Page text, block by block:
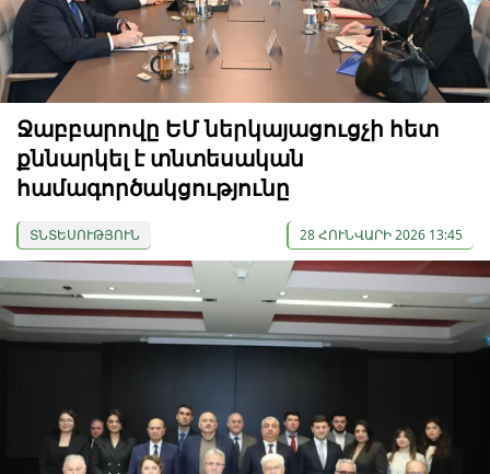
Ջաբբարովը ԵՄ ներկայացուցչի հետ
քննարկել է տնտեսական
համագործակցությունը
ՏՆՏԵՍՈՒԹՅՈՒՆ 28 ՀՈՒՆՎԱՐԻ 2026 13:45